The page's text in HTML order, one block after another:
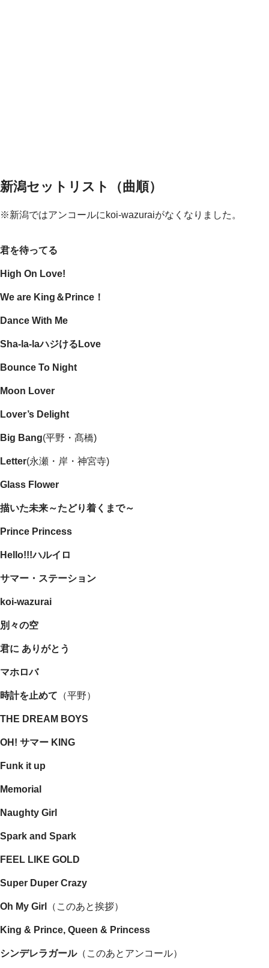
新潟セットリスト（曲順）
※新潟ではアンコールにkoi-wazuraiがなくなりました。
君を待ってる
High On Love!
We are King＆Prince！
Dance With Me
Sha-la-laハジけるLove
Bounce To Night
Moon Lover
Lover’s Delight
Big Bang(平野・髙橋)
Letter(永瀬・岸・神宮寺)
Glass Flower
描いた未来～たどり着くまで～
Prince Princess
Hello!!!ハルイロ
サマー・ステーション
koi-wazurai
別々の空
君に ありがとう
マホロバ
時計を止めて （平野）
THE DREAM BOYS
OH! サマー KING
Funk it up
Memorial
Naughty Girl
Spark and Spark
FEEL LIKE GOLD
Super Duper Crazy
Oh My Girl （このあと挨拶）
King & Prince, Queen & Princess
シンデレラガール（このあとアンコール）